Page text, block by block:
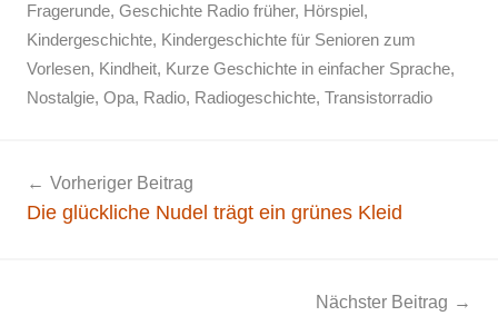
Fragerunde, Geschichte Radio früher, Hörspiel,
Kindergeschichte, Kindergeschichte für Senioren zum
Vorlesen, Kindheit, Kurze Geschichte in einfacher Sprache,
Nostalgie, Opa, Radio, Radiogeschichte, Transistorradio
Vorheriger Beitrag
Die glückliche Nudel trägt ein grünes Kleid
Nächster Beitrag